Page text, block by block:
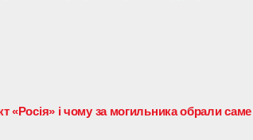
«Росія» і чому за могильника обрали саме